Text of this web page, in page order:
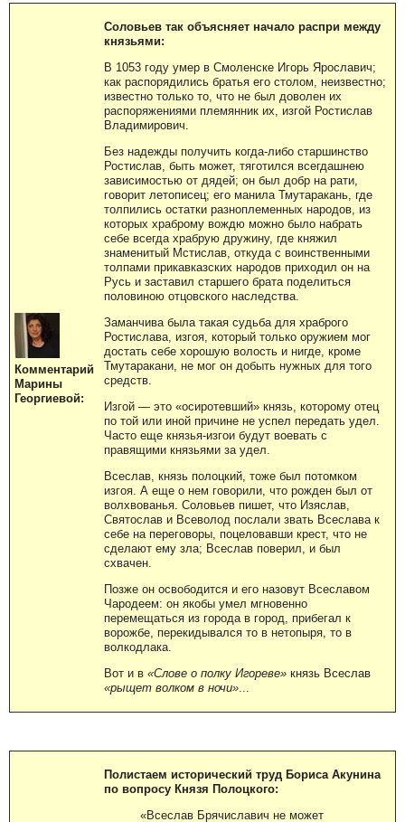
Комментарий
Марины
Георгиевой:
Соловьев так объясняет начало распри между
князьями:
В 1053 году умер в Смоленске Игорь Ярославич;
как распорядились братья его столом, неизвестно;
известно только то, что не был доволен их
распоряжениями племянник их, изгой Ростислав
Владимирович.
Без надежды получить когда-либо старшинство
Ростислав, быть может, тяготился всегдашнею
зависимостью от дядей; он был добр на рати,
говорит летописец; его манила Тмутаракань, где
толпились остатки разноплеменных народов, из
которых храброму вождю можно было набрать
себе всегда храбрую дружину, где княжил
знаменитый Мстислав, откуда с воинственными
толпами прикавказских народов приходил он на
Русь и заставил старшего брата поделиться
половиною отцовского наследства.
Заманчива была такая судьба для храброго
Ростислава, изгоя, который только оружием мог
достать себе хорошую волость и нигде, кроме
Тмутаракани, не мог он добыть нужных для того
средств.
Изгой — это «осиротевший» князь, которому отец
по той или иной причине не успел передать удел.
Часто еще князья-изгои будут воевать с
правящими князьями за удел.
Всеслав, князь полоцкий, тоже был потомком
изгоя. А еще о нем говорили, что рожден был от
волхвованья. Соловьев пишет, что Изяслав,
Святослав и Всеволод послали звать Всеслава к
себе на переговоры, поцеловавши крест, что не
сделают ему зла; Всеслав поверил, и был
схвачен.
Позже он освободится и его назовут Всеславом
Чародеем: он якобы умел мгновенно
перемещаться из города в город, прибегал к
ворожбе, перекидывался то в нетопыря, то в
волкодлака.
Вот и в «Слове о полку Игореве» князь Всеслав
«рыщет волком в ночи»
Полистаем исторический труд Бориса Акунина
по вопросу Князя Полоцкого:
«Всеслав Брячиславич не может